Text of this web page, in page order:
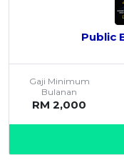
Public
Gaji Minimum
Bulanan
RM 2,000